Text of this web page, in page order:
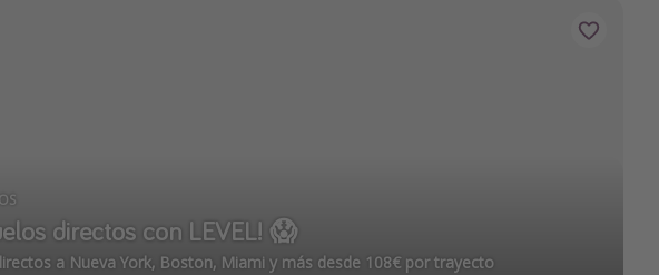
directos con LEVEL! 😱
a Nueva York, Boston, Miami y más desde 108€ por trayecto